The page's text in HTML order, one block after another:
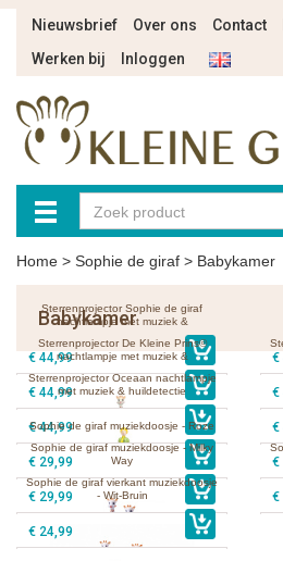
Nieuwsbrief Over ons Contact
Werken bij
Inloggen
Home > Sophie de giraf > Babykamer
Babykamer
Sterrenprojector Sophie de giraf
nachtlampje met muziek &
€ 44,99 €
Sterrenprojector De Kleine Prins©
nachtlampje met muziek &
€ 44,99 €
Sterrenprojector Oceaan nachtlampje
met muziek & huildetectie
€ 44,99 €
Sophie de giraf muziekdoosje - Roze
€ 29,99 €
Sophie de giraf muziekdoosje - Milky
Way
€ 29,99 €
Sophie de giraf vierkant muziekdoosje
- Wit-Bruin
€ 24,99